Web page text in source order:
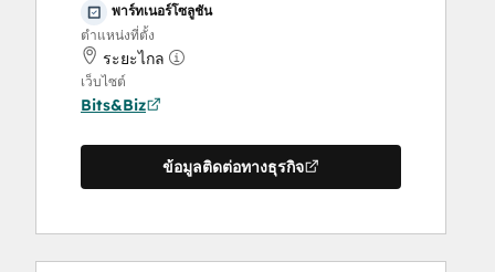
พาร์ทเนอร์โซลูชัน
ตำแหน่งที่ตั้ง
ระยะไกล
เว็บไซต์
Bits&Biz
ข้อมูลติดต่อทางธุรกิจ